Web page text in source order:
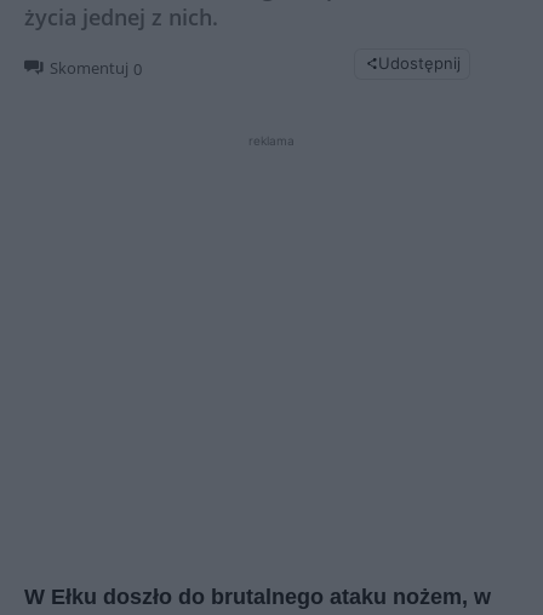
życia jednej z nich.
Skomentuj 0 Udostępnij
reklama
W Ełku doszło do brutalnego ataku nożem, w